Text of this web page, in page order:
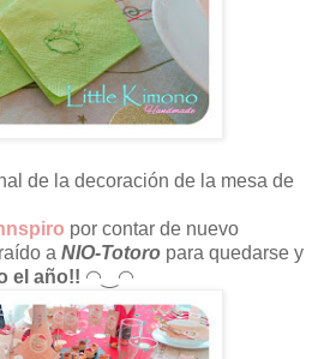
de la decoración de la mesa de
por contar de nuevo
a NIO-Totoro para quedarse y
el año!! ◠‿◠